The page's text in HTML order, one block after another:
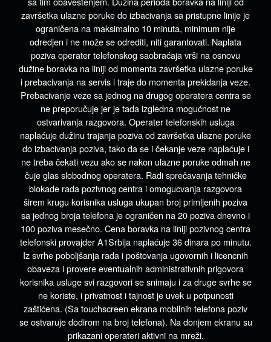
završetka ulazne poruke do izbacivanja sa pristupne linije je
ograničena na maksimalno 10 minuta, minimum nije
odredjen i ne može se odrediti, niti garantovati. Naplata
poziva operater telefonskog saobraćaja vrši na osnovu
dužine boravka na liniji od momenta završetka ulazne poruke
i prebacivanja na servis i traje do momenta prekidanja veze.
Prebacivanje veze sa jednog na drugog operatera centra se
ne preporučuje jer je tada izgledna mogućnost ne
ostvarivanja razgovora. Operater telefonskih usluga
naplaćuje dužinu trajanja poziva od završetka ulazne poruke
do izbacivanja poziva, tako da se i čekanje veze naplaćuje i
ne treba čekati vezu ako se nakon ulazne poruke odmah ne
čuje glas slobodnog operatera. Radi sprečavanja tehničke
blokade rada pozivnog centra i omogucvanja razgovora
širem krugu korisnika usluga ukupan broj primljenih poziva
sa jednog broja telefona je ograničen na 20 poziva dnevno i
100 poziva mesečno. Cena boravka na liniji pozivnog centra
telefonski provajder A1Srbija naplaćuje 36 dinara po minutu.
Iz svrhe poboljšanja rada i poštovanja ugovornih i licencnih
obaveza i provere eventualnih administrativnih prigovora
korisnika usluge svi razgovori se snimaju i za druge svrhe se
ne koriste, i privatnost i tajnost je uvek u potpunosti
zaštićena. (Sa touchscreen ekrana mobilnih telefona poziv
se ostvaruje dodirom na broj telefona). Na donjem ekranu su
prikazani operateri aktivni na mreži.